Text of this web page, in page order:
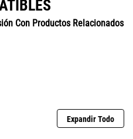
Con Productos Relacionados
Expandir Todo